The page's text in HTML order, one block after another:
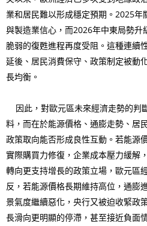
業和居民難以形成穩定預期。2025年
與製造業信心，而2026年中東局勢
脆弱的復甦進程再度受阻。這種連續
延後、居民消費保守、政策制定被動
長均衡。
因此，對歐元區未來經濟走勢的判
料，而在於能源價格、通膨走勢、居
政策取向能否形成良性互動。若能源
實際購買力修復，企業成本壓力緩解
轉向更支持增長的政策立場，歐元區
反，若能源價格長期維持高位，通膨
景氣度繼續惡化，央行又被迫收緊政
長滑向更明顯的停滯，甚至接近負面